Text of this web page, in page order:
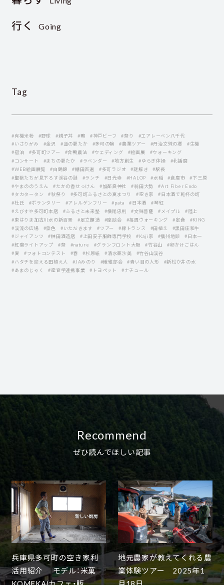
行く Going
Tag
#有機米粉 #野球 #親子丼 #鴨 #神戸ビーフ #祭り
#エアレーベン八千代
#いさりがみ
#金沢 #道の駅たか #多可の輪 #農業ツアー #丹治文殊の郷
#生機
#宿泊
#多可町ツアー #合鴨農法 #ウェディング #絵画展
#ウォーキング
#コンサート
#まちの駅たか #ラベンダー #地方創生 #ゆらぎ体操
#北播磨
#WEB絵画展覧
#白鶴錦 #棚田百選 #多可ラジオ #謎解き
#駅長
#聖獣たちが見下ろす渓谷の謎
#ランチ #日光寺 #HALOP #水稲 #倉庫市
#下三原
#やまののうえん
#たかの香せっけん #加都良神社 #翁田大勢
#Art Fiber Endo
#タカタータン
#秋祭り #多可町ふるさとの夏まつり #空き家
#日本酒で乾杯の町
#杜氏
#ボランタリー #アレルゲンフリー #pata #日本酒
#琴紅
#えびすや多可町本店
#ふるさと未来塾 #横尾忠則 #文殊菩薩 #メイプル
#陸上
#東はりま加古川水の新百景
#足立醸造 #座談会 #毎週ウォーキング #定食
#KING
#渓流の広場
#景色 #いただきます #ツアー #縁トランス #田植え
#黒田庄和牛
#ジャイアンツ
#桝田酒造店 #上田安子服飾専門学校 #Kaji家 #播州地卵
#日本一
#紅葉ライトアップ
#祭 #nature #グランフロント大阪 #竹谷山
#卵かけごはん
#夏
#フォトコンテスト #春 #杉原紙 #清水亜沙美
#竹谷山渓谷
#ハタチを迎える田植え人
#JAみのり #繊維部会 #青い目の人形
#新松か井の水
#あまのじゃく
#産官学連携事業 #トヨペット #ナチュール
Recommend
ぜひ読んでほしい記事
兵庫県多可町の空き家利
活用紹介 モデル：米菓
地元農家が教えてくれる農
業体験ツアー 2025年1